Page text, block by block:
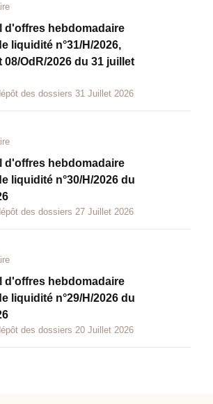
d'offres hebdomadaire
liquidité n°31/H/2026,
08/OdR/2026 du 31 juillet
des dossiers 31 Juillet 2026
d'offres hebdomadaire
liquidité n°30/H/2026 du
des dossiers 27 Juillet 2026
d'offres hebdomadaire
liquidité n°29/H/2026 du
des dossiers 20 Juillet 2026